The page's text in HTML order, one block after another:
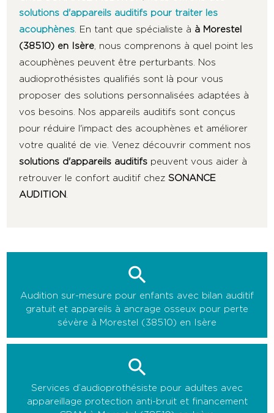
solutions d'appareils auditifs pour traiter les
acouphènes . En tant que spécialiste à à Morestel
(38510) en Isère , nous comprenons à quel point les
acouphènes peuvent être perturbants. Nos
audioprothésistes qualifiés sont là pour vous
proposer des solutions personnalisées adaptées à
vos besoins. Nos appareils auditifs sont conçus
pour réduire l'impact des acouphènes et améliorer
votre qualité de vie. Venez découvrir comment nos
solutions d'appareils auditifs peuvent vous aider à
retrouver le confort auditif chezSONANCE
AUDITION
Audition sur-mesure pour enfants avec bilan auditif
gratuit et appareils à ancrage osseux pour perte
sévère à Morestel (38510) en Isère
Services d’audioprothésiste pour adultes avec
appareillage protection anti-bruit et financement